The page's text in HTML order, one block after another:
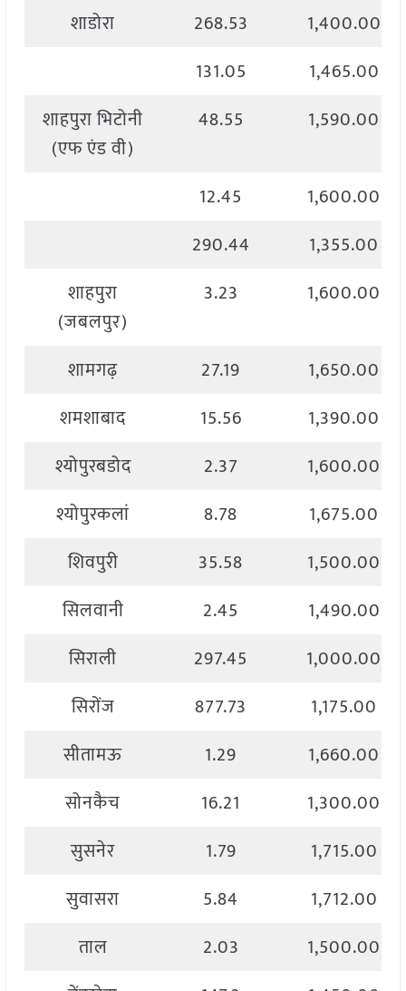
शाडोरा
268.53
1,400.00
131.05
1,465.00
शाहपुरा भिटोनी
(एफ एंड वी)
48.55 1,590.00
12.45
1,600.00
290.44
1,355.00
शाहपुरा
(जबलपुर)
3.23 1,600.00
शामगढ़ 27.19
1,650.00
शमशाबाद
15.56
1,390.00
श्योपुरबडोद
2.37
1,600.00
श्योपुरकलां
8.78
1,675.00
शिवपुरी
35.58
1,500.00
सिलवानी
2.45
1,490.00
सिराली
297.45
1,000.00
सिरोंज
877.73
1,175.00
सीतामऊ
1.29
1,660.00
सोनकैच
16.21
1,300.00
सुसनेर
1.79
1,715.00
सुवासरा
5.84
1,712.00
ताल
2.03
1,500.00